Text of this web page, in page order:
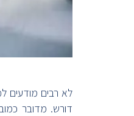
לא רבים מודעים
דורש. מדובר